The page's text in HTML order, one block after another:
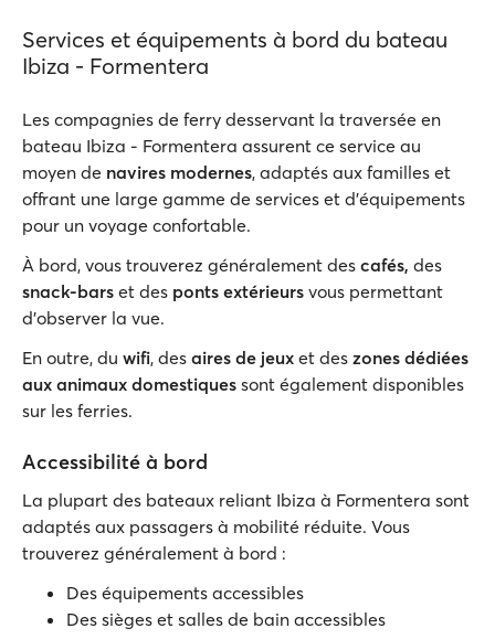
Services et équipements à bord du bateau
Ibiza - Formentera
Les compagnies de ferry desservant la traversée en
bateau Ibiza - Formentera assurent ce service au
moyen de navires modernes, adaptés aux familles et
offrant une large gamme de services et d'équipements
pour un voyage confortable.
À bord, vous trouverez généralement des cafés, des
snack-bars et des ponts extérieurs vous permettant
d'observer la vue.
En outre, du wifi, des aires de jeux et des zones dédiées
aux animaux domestiques sont également disponibles
sur les ferries.
Accessibilité à bord
La plupart des bateaux reliant Ibiza à Formentera sont
adaptés aux passagers à mobilité réduite. Vous
trouverez généralement à bord :
Des équipements accessibles
Des sièges et salles de bain accessibles